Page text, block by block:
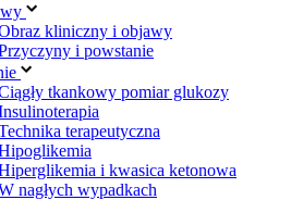
kliniczny i objawy
i powstanie
tkankowy pomiar glukozy
terapeutyczna
i kwasica ketonowa
nagłych wypadkach